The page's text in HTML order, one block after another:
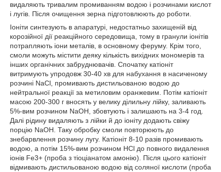
видаляють тривалим промиванням водою і розчинами кислот
і лугів. Після очищення зерна підготовлюють до роботи.
Іоніти синтезують в апаратурі, недостатньо захищеній від
корозійної дії реакційного середовища, тому в гранули іонітів
потрапляють іони металів, в основному феруму. Крім того,
смоли можуть містити деяку кількість вихідних мономерів та
інших органічних забруднювачів. Спочатку катіоніт
витримують упродовж 30-40 хв для набухання в насиченому
розчині NaCl, промивають дистильованою водою до
нейтральної реакції за метиловим оранжевим. Потім катіоніт
масою 200-300 г вносять у велику ділильну лійку, заливають
5%-вим розчином NaOH, збовтують і залишають на 3-4 год.
Далі рідину видаляють з лійки й до іоніту додають свіжу
порцію NaOH. Таку обробку смоли повторюють до
знебарвлення розчину лугу. Катіоніт 8-10 разів промивають
водою, а потім 15%-вим розчином HCl до повного видалення
іонів Fe3+ (проба з тіоціанатом амонію). Після цього катіоніт
відмивають дистильованою водою від соляної кислоти (проба